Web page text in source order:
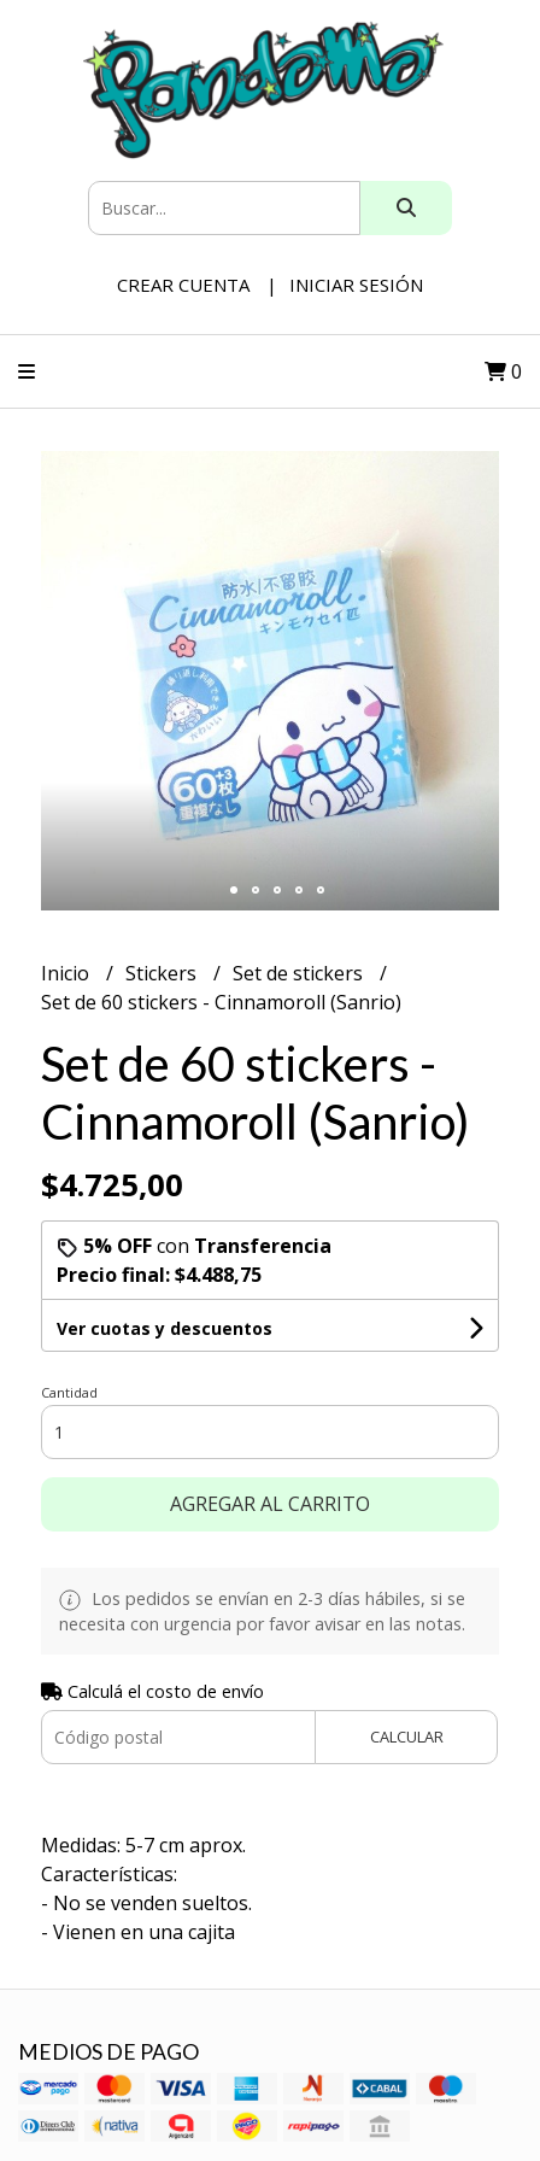
CREAR CUENTA INICIAR SESIÓN
0
Inicio Stickers
Set de stickers
Set de 60 stickers - Cinnamoroll (Sanrio)
Set de 60 stickers -
Cinnamoroll (Sanrio)
$4.725,00
5% OFFcon Transferencia
Precio final:$4.488,75
Ver cuotas y descuentos
Cantidad
AGREGAR AL CARRITO
Los pedidos se envían en 2-3 días hábiles, si se
necesita con urgencia por favor avisar en las notas.
Calculá el costo de envío
CALCULAR
Medidas: 5-7 cm aprox.
Características:
- No se venden sueltos.
- Vienen en una cajita
MEDIOS DE PAGO